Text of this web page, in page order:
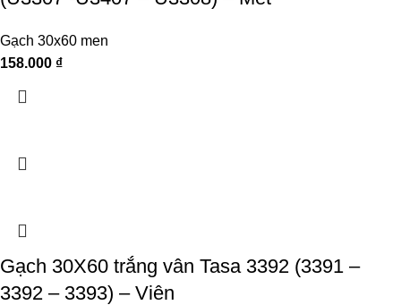
Gạch 30x60 men
158.000 ₫
Gạch 30X60 trắng vân Tasa 3392 (3391 –
3392 – 3393) – Viên